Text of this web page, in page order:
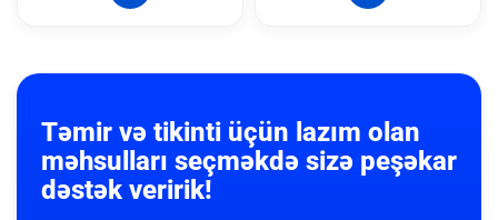
Təmir və tikinti üçün lazım olan
məhsulları seçməkdə sizə peşəkar
dəstək veririk!